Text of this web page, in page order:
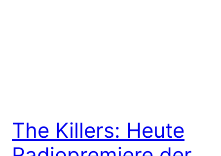
The Killers: Heute